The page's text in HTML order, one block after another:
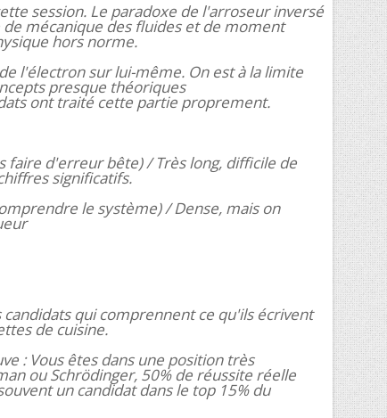
session. Le paradoxe de l'arroseur inversé
mécanique des fluides et de moment
hors norme.
l'électron sur lui-même. On est à la limite
presque théoriques
ont traité cette partie proprement.
faire d'erreur bête) / Très long, difficile de
significatifs.
le système) / Dense, mais on
qui comprennent ce qu'ils écrivent
de cuisine.
: Vous êtes dans une position très
ou Schrödinger, 50% de réussite réelle
un candidat dans le top 15% du